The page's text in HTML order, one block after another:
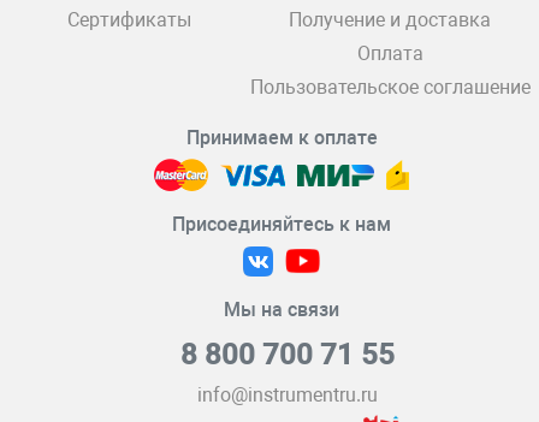
Сертификаты
Получение и доставка
Оплата
Пользовательское соглашение
Принимаем к оплате
Присоединяйтесь к нам
Мы на связи
8 800 700 71 55
info@instrumentru.ru